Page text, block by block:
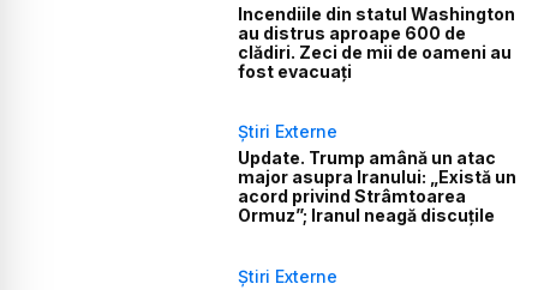
Incendiile din statul Washington
au distrus aproape 600 de
clădiri. Zeci de mii de oameni au
fost evacuați
Știri Externe
Update. Trump amână un atac
major asupra Iranului: „Există un
acord privind Strâmtoarea
Ormuz”; Iranul neagă discuțile
Știri Externe